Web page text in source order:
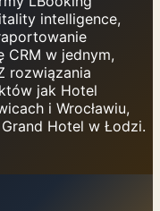
intelligence,
CRM w jednym,
rozwiązania
jak Hotel
i Wrocławiu,
Hotel w Łodzi.